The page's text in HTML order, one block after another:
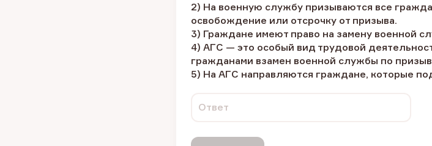
2) На военную службу призываются все
освобождение или отсрочку от призыва.
3) Граждане имеют право на замену военной
4) АГС — это особый вид трудовой
гражданами взамен военной службы по
5) На АГС направляются граждане, которые
Ответ